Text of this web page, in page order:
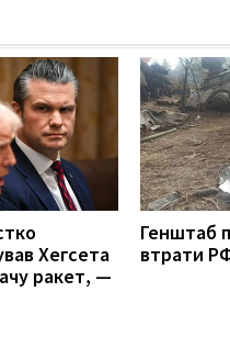
Хегсета
ракет, —
Генштаб
втрати